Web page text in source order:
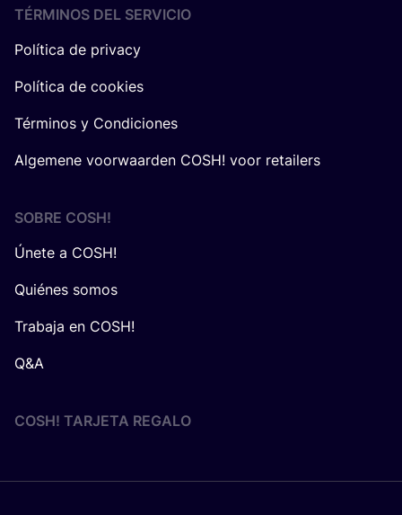
TÉRMINOS DEL SERVICIO
Política de privacy
Política de cookies
Términos y Condiciones
Algemene voorwaarden COSH! voor retailers
SOBRE COSH!
Únete a COSH!
Quiénes somos
Trabaja en COSH!
Q&A
COSH! TARJETA REGALO